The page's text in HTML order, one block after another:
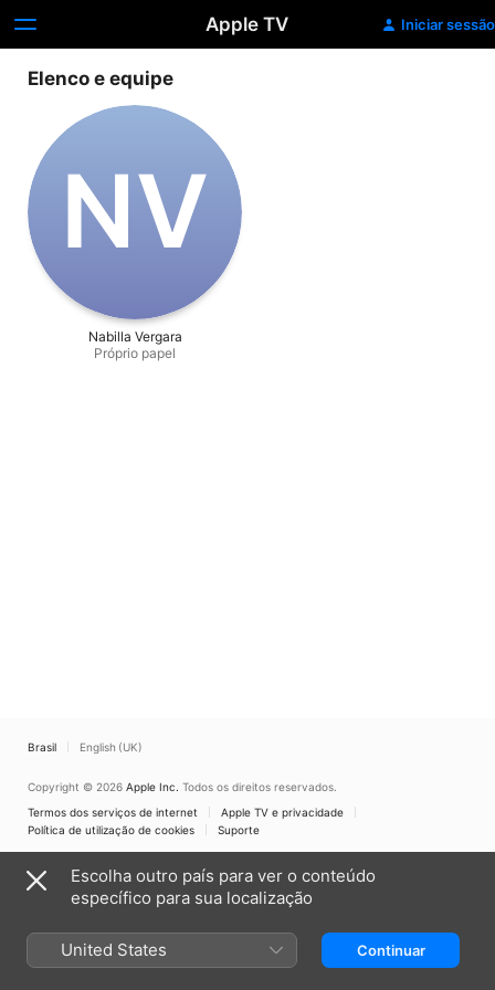
Apple TV Iniciar sessão
Elenco e equipe
N‌V
Nabilla Vergara
Próprio papel
Brasil English (UK)
Copyright © 2026 Apple Inc. Todos os direitos reservados.
Termos dos serviços de internet
Apple TV e privacidade
Política de utilização de cookies
Suporte
Escolha outro país para ver o conteúdo
específico para sua localização
United States Continuar